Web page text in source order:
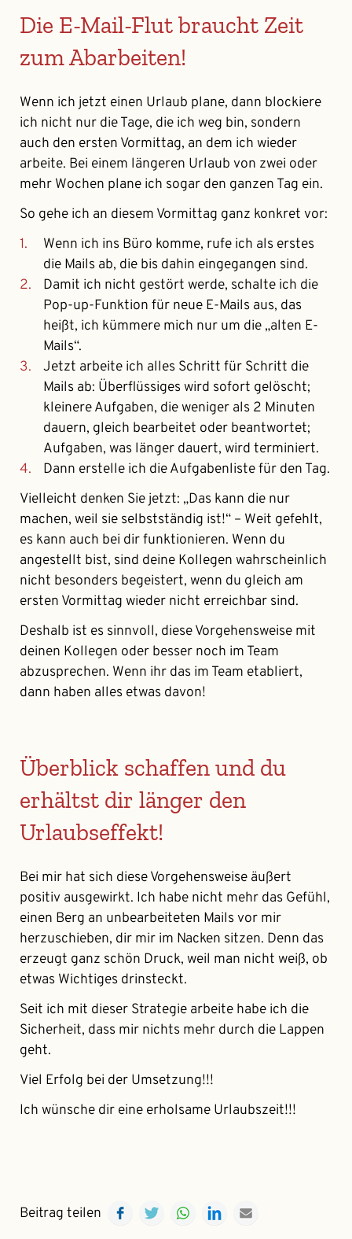
Die E-Mail-Flut braucht Zeit
zum Abarbeiten!
Wenn ich jetzt einen Urlaub plane, dann blockiere
ich nicht nur die Tage, die ich weg bin, sondern
auch den ersten Vormittag, an dem ich wieder
arbeite. Bei einem längeren Urlaub von zwei oder
mehr Wochen plane ich sogar den ganzen Tag ein.
So gehe ich an diesem Vormittag ganz konkret vor:
Wenn ich ins Büro komme, rufe ich als erstes
die Mails ab, die bis dahin eingegangen sind.
Damit ich nicht gestört werde, schalte ich die
Pop-up-Funktion für neue E-Mails aus, das
heißt, ich kümmere mich nur um die „alten E-
Mails“.
Jetzt arbeite ich alles Schritt für Schritt die
Mails ab: Überflüssiges wird sofort gelöscht;
kleinere Aufgaben, die weniger als 2 Minuten
dauern, gleich bearbeitet oder beantwortet;
Aufgaben, was länger dauert, wird terminiert.
Dann erstelle ich die Aufgabenliste für den Tag.
Vielleicht denken Sie jetzt: „Das kann die nur
machen, weil sie selbstständig ist!“ – Weit gefehlt,
es kann auch bei dir funktionieren. Wenn du
angestellt bist, sind deine Kollegen wahrscheinlich
nicht besonders begeistert, wenn du gleich am
ersten Vormittag wieder nicht erreichbar sind.
Deshalb ist es sinnvoll, diese Vorgehensweise mit
deinen Kollegen oder besser noch im Team
abzusprechen. Wenn ihr das im Team etabliert,
dann haben alles etwas davon!
Überblick schaffen und du
erhältst dir länger den
Urlaubseffekt!
Bei mir hat sich diese Vorgehensweise äußert
positiv ausgewirkt. Ich habe nicht mehr das Gefühl,
einen Berg an unbearbeiteten Mails vor mir
herzuschieben, dir mir im Nacken sitzen. Denn das
erzeugt ganz schön Druck, weil man nicht weiß, ob
etwas Wichtiges drinsteckt.
Seit ich mit dieser Strategie arbeite habe ich die
Sicherheit, dass mir nichts mehr durch die Lappen
geht.
Viel Erfolg bei der Umsetzung!!!
Ich wünsche dir eine erholsame Urlaubszeit!!!
Beitrag teilen FacebookTwitterWhatsAppLinkedIn